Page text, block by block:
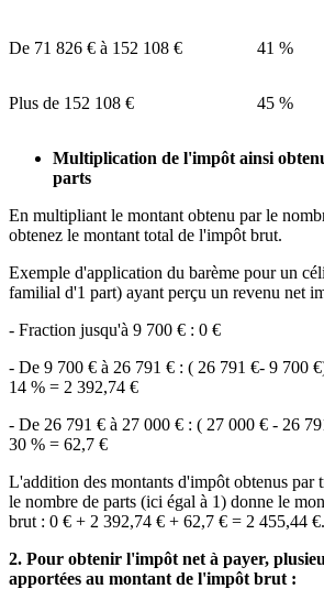
De 71 826 € à 152 108 € 41 %
Plus de 152 108 € 45 %
Multiplication de l'impôt ainsi
parts
En multipliant le montant obtenu par le
obtenez le montant total de l'impôt brut.
Exemple d'application du barème pour un
familial d'1 part) ayant perçu un revenu net
- Fraction jusqu'à 9 700 € : 0 €
- De 9 700 € à 26 791 € : ( 26 791 €- 9 700 €
14 % = 2 392,74 €
- De 26 791 € à 27 000 € : ( 27 000 € - 26
30 % = 62,7 €
L'addition des montants d'impôt obtenus par
le nombre de parts (ici égal à 1) donne le
brut : 0 € + 2 392,74 € + 62,7 € = 2 455,44 €.
2. Pour obtenir l'impôt net à payer,
apportées au montant de l'impôt brut :